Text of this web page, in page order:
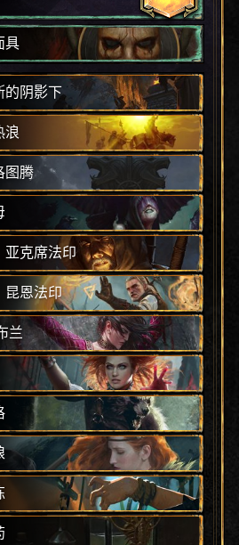
具
的阴影下
浪
图腾
亚克席法印
昆恩法印
兰